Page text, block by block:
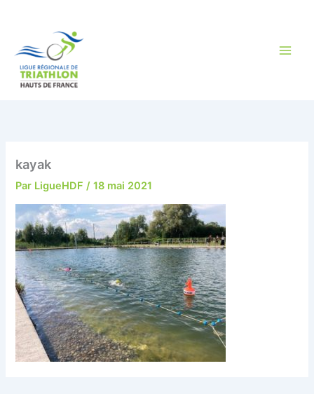
kayak
Par LigueHDF/18 mai 2021